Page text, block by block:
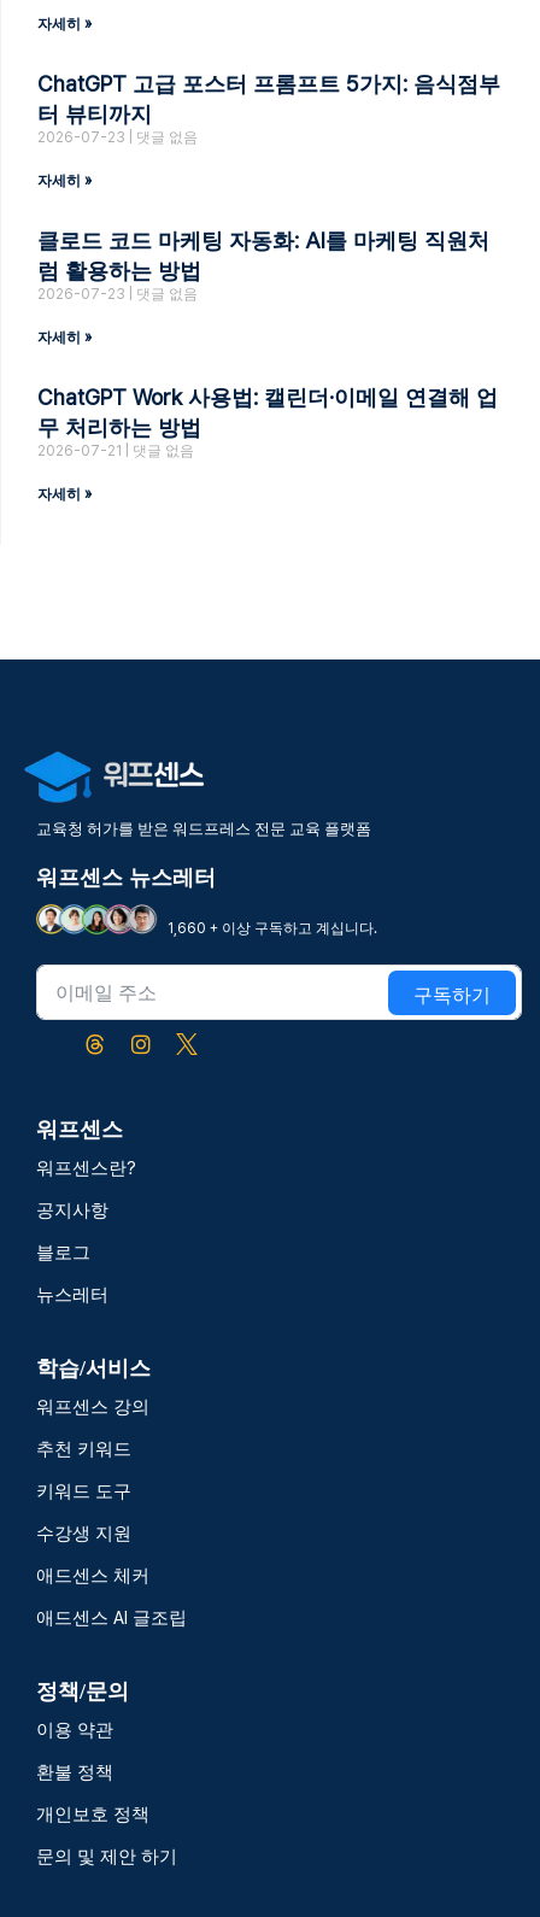
자세히 »
ChatGPT 고급 포스터 프롬프트 5가지: 음식점부
터 뷰티까지
2026-07-23 댓글 없음
자세히 »
클로드 코드 마케팅 자동화: AI를 마케팅 직원처
럼 활용하는 방법
2026-07-23 댓글 없음
자세히 »
ChatGPT Work 사용법: 캘린더·이메일 연결해 업
무 처리하는 방법
2026-07-21 댓글 없음
자세히 »
교육청 허가를 받은 워드프레스 전문 교육 플랫폼
워프센스 뉴스레터
1,660 + 이상 구독하고 계십니다.
구독하기
워프센스
워프센스란?
공지사항
블로그
뉴스레터
학습/서비스
워프센스 강의
추천 키워드
키워드 도구
수강생 지원
애드센스 체커
애드센스 AI 글조립
정책/문의
이용 약관
환불 정책
개인보호 정책
문의 및 제안 하기